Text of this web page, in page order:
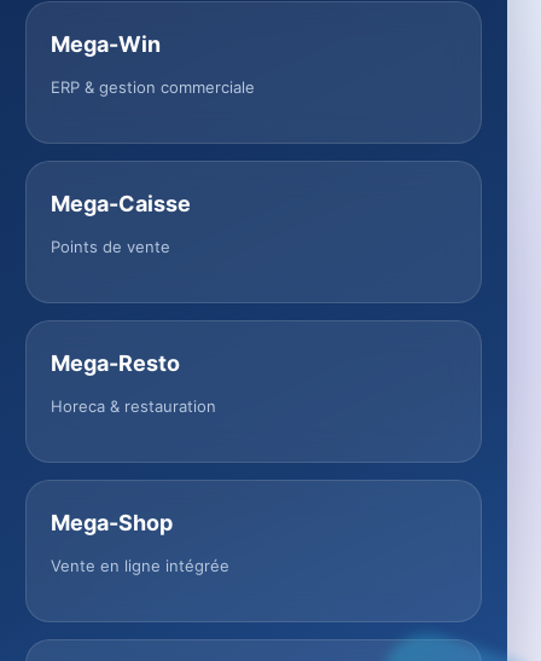
Mega-Win
ERP & gestion commerciale
Mega-Caisse
Points de vente
Mega-Resto
Horeca & restauration
Mega-Shop
Vente en ligne intégrée